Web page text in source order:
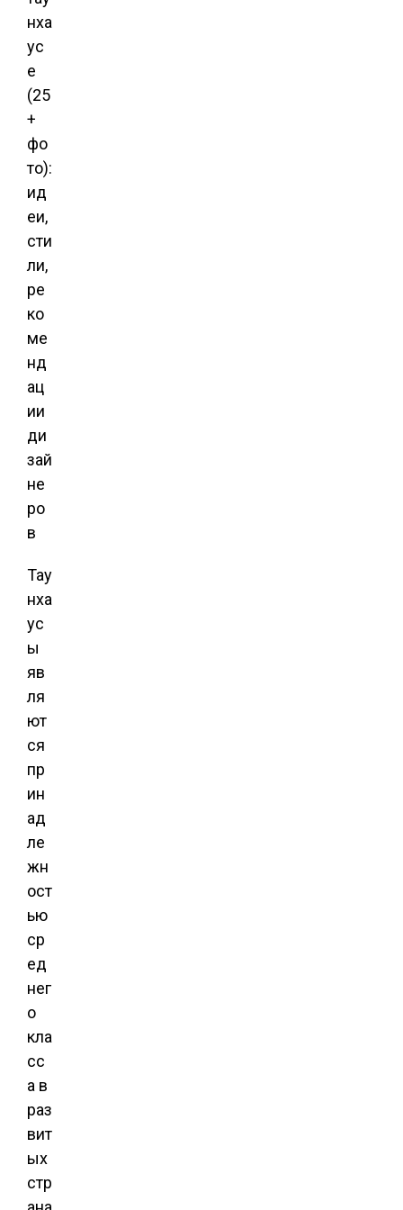
Тау
нха
ус
ы
яв
ля
ют
ся
пр
ин
ад
ле
жн
ост
ью
ср
ед
нег
о
кла
сс
а в
раз
вит
ых
стр